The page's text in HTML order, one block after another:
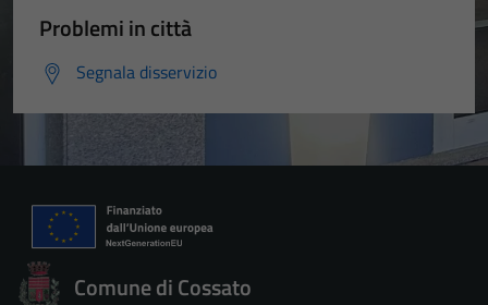
Problemi in città
Segnala disservizio
Comune di Cossato